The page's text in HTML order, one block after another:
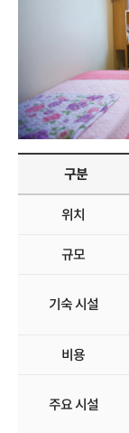
구분
위치
규모
기숙 시설
비용
주요 시설